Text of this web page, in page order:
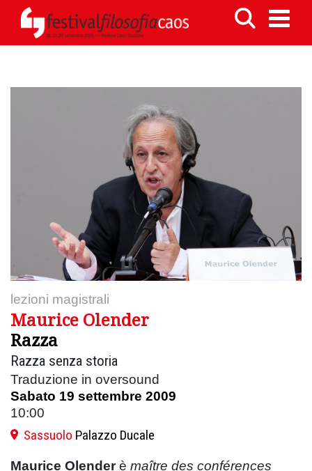
lezioni magistrali
Maurice Olender
Razza
Razza senza storia
Traduzione in oversound
Sabato 19 settembre 2009
10:00
Sassuolo Palazzo Ducale
Maurice Olenderè maître des conférences